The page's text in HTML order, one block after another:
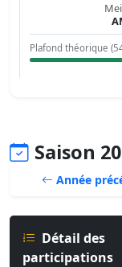
Plafond théorique
Saison
Année
Détail des
participations